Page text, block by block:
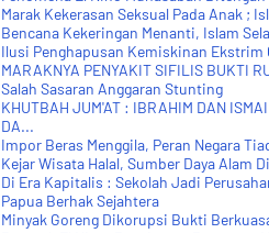
Marak Kekerasan Seksual Pada Anak ;
Bencana Kekeringan Menanti, Islam
Ilusi Penghapusan Kemiskinan Ekstrim
MARAKNYA PENYAKIT SIFILIS BUKTI
Salah Sasaran Anggaran Stunting
KHUTBAH JUM'AT : IBRAHIM DAN
DA...
Impor Beras Menggila, Peran Negara
Kejar Wisata Halal, Sumber Daya Alam
Di Era Kapitalis : Sekolah Jadi
Papua Berhak Sejahtera
Minyak Goreng Dikorupsi Bukti